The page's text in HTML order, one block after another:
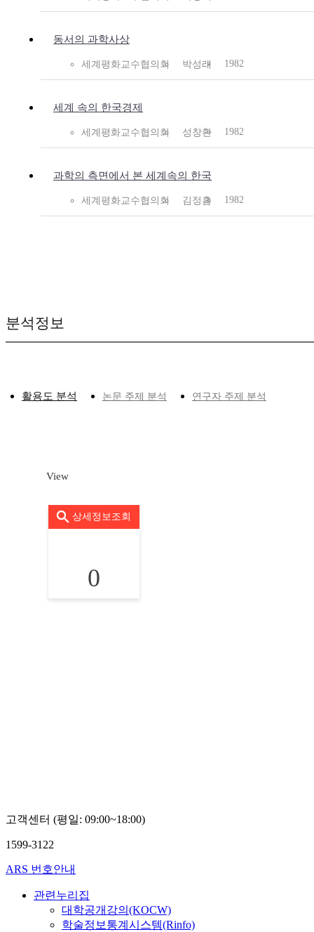
동서의 과학사상
세계평화교수협의회 박성래 1982
세계 속의 한국경제
세계평화교수협의회 성창환 1982
과학의 측면에서 본 세계속의 한국
세계평화교수협의회 김정흠 1982
분석정보
활용도 분석 논문 주제 분석 연구자 주제 분석
View
상세정보조회
0
고객센터 (평일: 09:00~18:00)
1599-3122
ARS 번호안내
관련누리집
대학공개강의(KOCW)
학술정보통계시스템(Rinfo)